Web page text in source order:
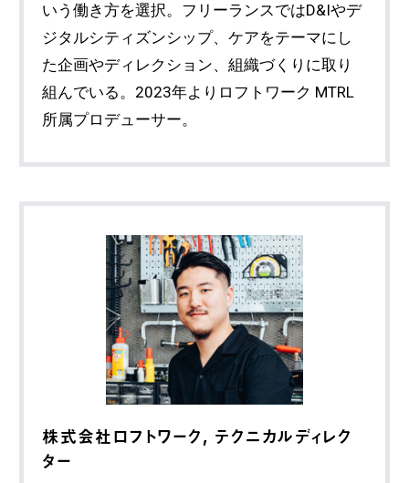
いう働き方を選択。フリーランスではD&Iやデ
ジタルシティズンシップ、ケアをテーマにし
た企画やディレクション、組織づくりに取り
組んでいる。2023年よりロフトワーク MTRL
所属プロデューサー。
株式会社ロフトワーク, テクニカルディレク
ター